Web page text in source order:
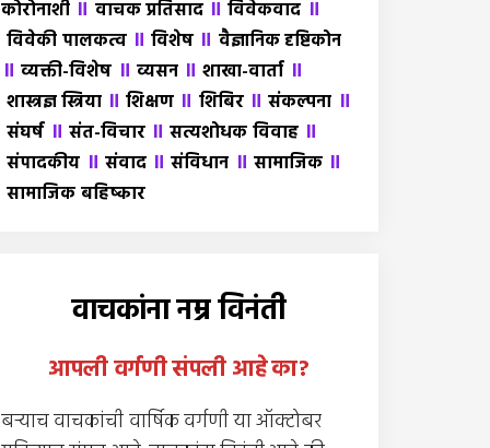
कोरोनाशी ॥ वाचक प्रतिसाद ॥विवेकवाद ॥
विवेकी पालकत्व ॥विशेष ॥ वैज्ञानिक दृष्टिकोन
॥व्यक्ती-विशेष ॥ व्यसन ॥शाखा-वार्ता ॥
शास्त्रज्ञ स्त्रिया ॥शिक्षण ॥ शिबिर ॥संकल्पना ॥
संघर्ष ॥ संत-विचार ॥सत्यशोधक विवाह ॥
संपादकीय ॥ संवाद ॥संविधान ॥सामाजिक ॥
सामाजिक बहिष्कार
वाचकांना नम्र विनंती
आपली वर्गणी संपली आहेका?
बर्‍याच वाचकांची वार्षिक वर्गणी या ऑक्टोबर